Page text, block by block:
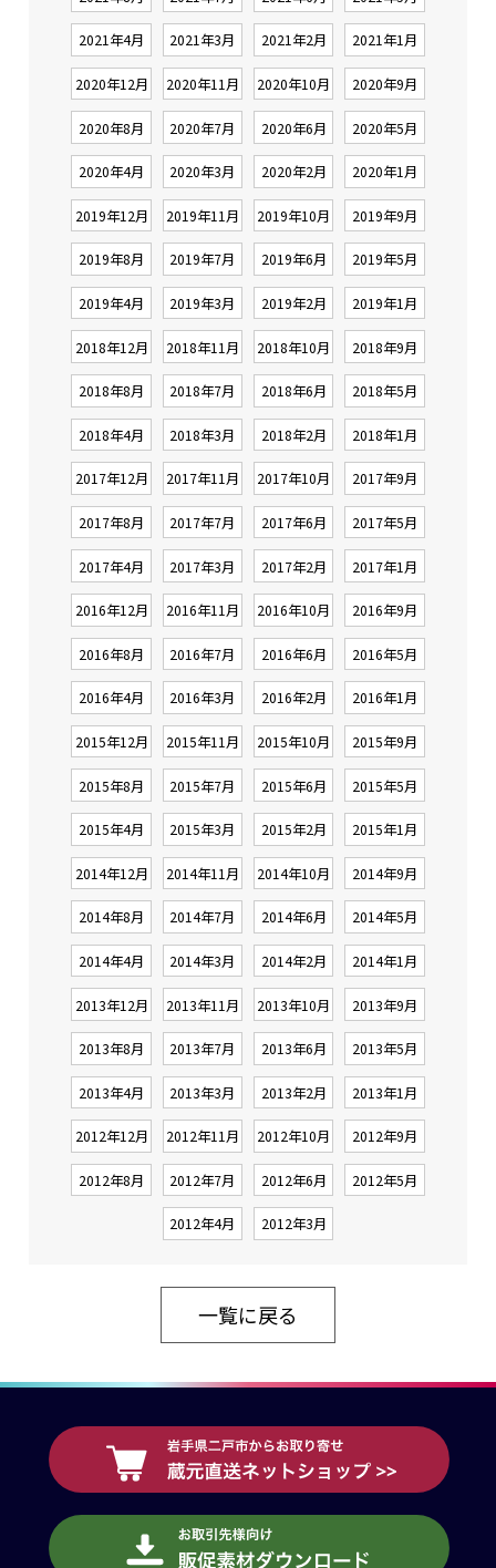
2021年4月 2021年3月 2021年2月 2021年1月
2020年12月 2020年11月 2020年10月 2020年9月
2020年8月 2020年7月 2020年6月 2020年5月
2020年4月 2020年3月 2020年2月 2020年1月
2019年12月 2019年11月 2019年10月 2019年9月
2019年8月 2019年7月 2019年6月 2019年5月
2019年4月 2019年3月 2019年2月 2019年1月
2018年12月 2018年11月 2018年10月 2018年9月
2018年8月 2018年7月 2018年6月 2018年5月
2018年4月 2018年3月 2018年2月 2018年1月
2017年12月 2017年11月 2017年10月 2017年9月
2017年8月 2017年7月 2017年6月 2017年5月
2017年4月 2017年3月 2017年2月 2017年1月
2016年12月 2016年11月 2016年10月 2016年9月
2016年8月 2016年7月 2016年6月 2016年5月
2016年4月 2016年3月 2016年2月 2016年1月
2015年12月 2015年11月 2015年10月 2015年9月
2015年8月 2015年7月 2015年6月 2015年5月
2015年4月 2015年3月 2015年2月 2015年1月
2014年12月 2014年11月 2014年10月 2014年9月
2014年8月 2014年7月 2014年6月 2014年5月
2014年4月 2014年3月 2014年2月 2014年1月
2013年12月 2013年11月 2013年10月 2013年9月
2013年8月 2013年7月 2013年6月 2013年5月
2013年4月 2013年3月 2013年2月 2013年1月
2012年12月 2012年11月 2012年10月 2012年9月
2012年8月 2012年7月 2012年6月 2012年5月
2012年4月 2012年3月
一覧に戻る